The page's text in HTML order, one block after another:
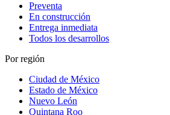
Preventa
En construcción
Entrega inmediata
Todos los desarrollos
Por región
Ciudad de México
Estado de México
Nuevo León
Quintana Roo